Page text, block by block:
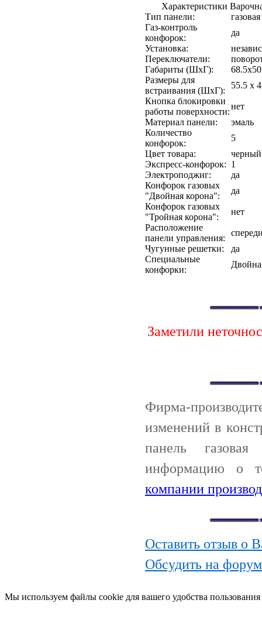
Характеристики
Тип панели:
газовая
Газ-контроль
конфорок:
да
Установка:
Переключатели:
Габариты (ШхГ):
Размеры для
встраивания (ШхГ):
55.5 x
Кнопка блокировки
работы поверхности:
нет
Материал панели:
эмаль
Количество
конфорок:
5
Цвет товара:
черный
Экспресс-конфорок: 1
Электроподжиг:
да
Конфорок газовых
"Двойная корона":
да
Конфорок газовых
"Тройная корона":
нет
Расположение
панели управления:
Чугунные решетки:
да
Специальные
конфорки:
Заметили
Фирма-
изменений в
панель
информацию о
компании
Оставить отзыв о
Обсудить на
Мы используем файлы cookie для вашего удобства